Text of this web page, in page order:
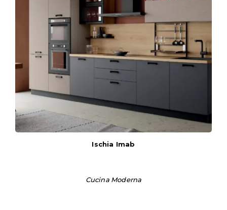
Ischia Imab
Cucina Moderna